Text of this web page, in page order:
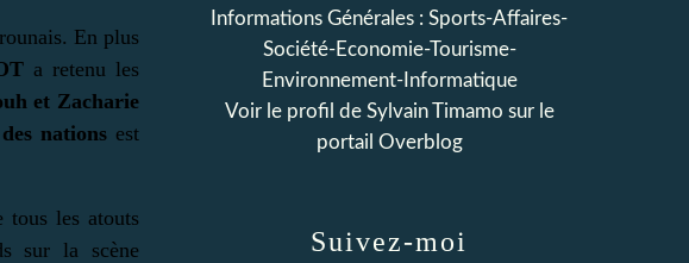
En plus
a retenu les
et Zacharie
nationsest
tous les atouts
sur la scène
Informations Générales : Sports-Affaires-
Société-Economie-Tourisme-
Environnement-Informatique
Voir le profil de Sylvain Timamo sur le
portail Overblog
Suivez-moi